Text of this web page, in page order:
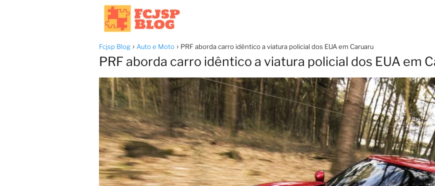
Fcjsp Blog Auto e Moto PRF aborda carro idêntico a viatura policial dos EUA em Caruaru
PRF aborda carro idêntico a viatura policial dos EUA em